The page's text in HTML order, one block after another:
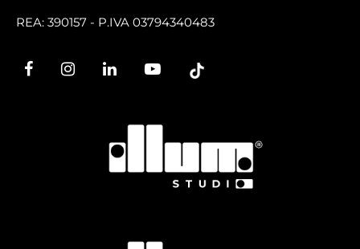
REA: 390157 - P.IVA 03794340483